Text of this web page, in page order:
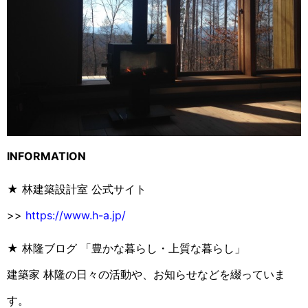
INFORMATION
★ 林建築設計室 公式サイト
>> https://www.h-a.jp/
★ 林隆ブログ 「豊かな暮らし・上質な暮らし」
建築家 林隆の日々の活動や、お知らせなどを綴っていま
す。